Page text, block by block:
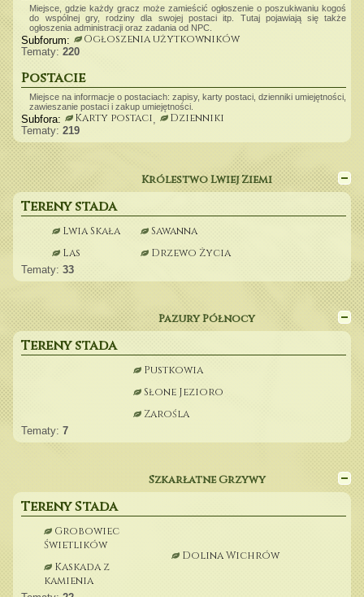
Miejsce, gdzie każdy gracz może zamieścić ogłoszenie o poszukiwaniu kogoś
do wspólnej gry, rodziny dla swojej postaci itp. Tutaj pojawiają się także
ogłoszenia administracji oraz zadania od NPC.
Subforum: Ogłoszenia użytkowników
Tematy:220
Postacie
Miejsce na informacje o postaciach: zapisy, karty postaci, dzienniki umiejętności,
zawieszanie postaci i zakup umiejętności.
Subfora: Karty postaci, Dzienniki
Tematy:219
Królestwo Lwiej Ziemi
Tereny stada
Lwia Skała
Las
Sawanna
Drzewo Życia
Tematy:33
Pazury Północy
Tereny stada
Pustkowia
Słone Jezioro
Zarośla
Tematy:7
Szkarłatne Grzywy
Tereny Stada
Grobowiec
Świetlików
Kaskada z
kamienia
Dolina Wichrów